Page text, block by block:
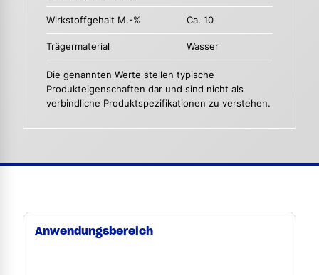
Wirkstoffgehalt M.-% Ca. 10
Trägermaterial Wasser
Die genannten Werte stellen typische
Produkteigenschaften dar und sind nicht als
verbindliche Produktspezifikationen zu verstehen.
Anwendungsbereich